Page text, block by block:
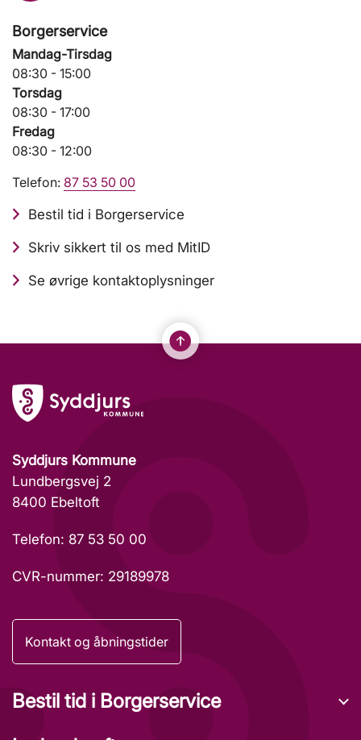
Borgerservice
Mandag-Tirsdag
08:30 - 15:00
Torsdag
08:30 - 17:00
Fredag
08:30 - 12:00
Telefon: 87 53 50 00
Bestil tid i Borgerservice
Skriv sikkert til os med MitID
Se øvrige kontaktoplysninger
Syddjurs Kommune
Lundbergsvej 2
8400 Ebeltoft
Telefon: 87 53 50 00
CVR-nummer: 29189978
Kontakt og åbningstider
Bestil tid i Borgerservice